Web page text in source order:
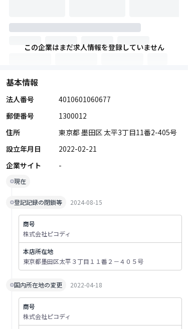
この企業はまだ求人情報を登録していません
基本情報
法人番号
4010601060677
郵便番号
1300012
住所
東京都 墨田区 太平3丁目11番2-405号
設立年月日
2022-02-21
企業サイト
-
現在
登記記録の閉鎖等 2024-08-15
商号
株式会社ピコディ
本店所在地
東京都墨田区太平３丁目１１番２－４０５号
国内所在地の変更 2022-04-18
商号
株式会社ピコディ